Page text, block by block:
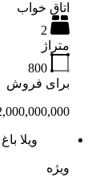
اتاق خواب
2
متراژ
800
برای فروش
ویلا
ویژه